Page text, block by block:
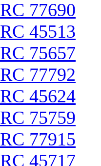
RC 77690
RC 45513
RC 75657
RC 77792
RC 45624
RC 75759
RC 77915
RC 45717